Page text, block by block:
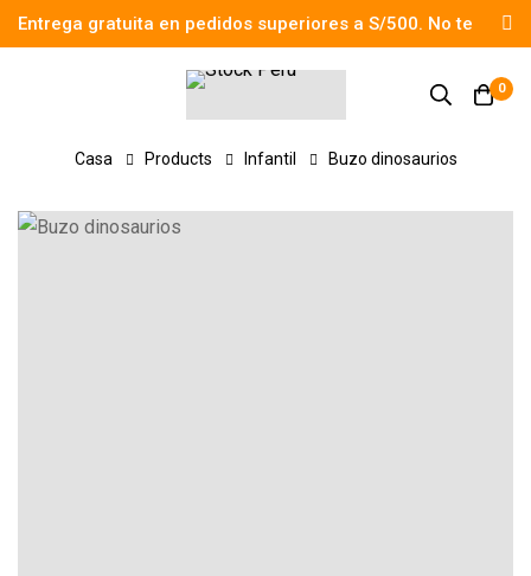
Entrega gratuita en pedidos superiores a S/500. No te
pierdas el descuento.
0
Casa Products Infantil Buzo dinosaurios